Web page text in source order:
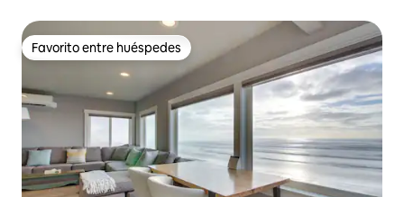
Favorito entre huéspedes
Favorito entre huéspedes